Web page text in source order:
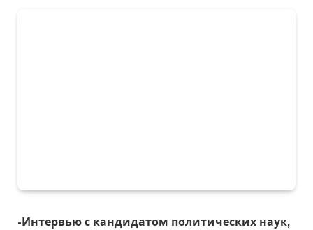
-Интервью с кандидатом политических наук,